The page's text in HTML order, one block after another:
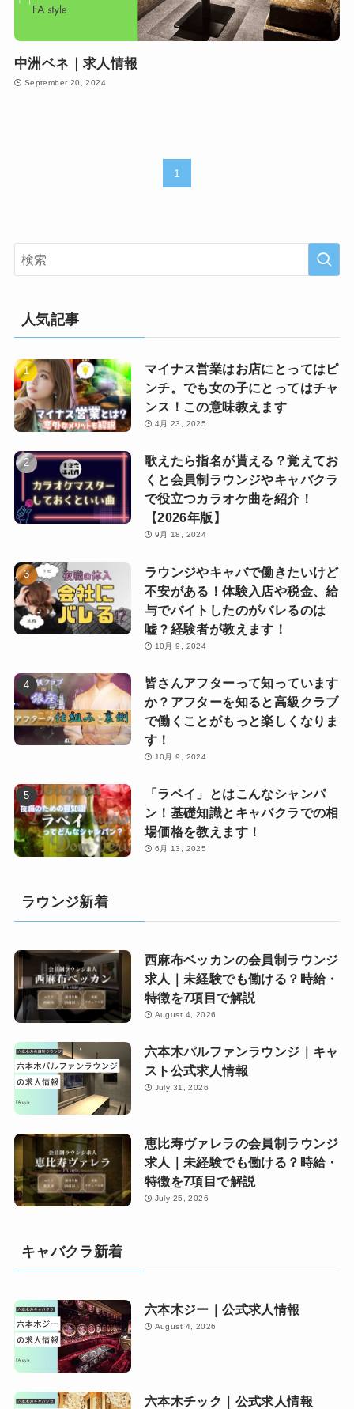
中洲ベネ｜求人情報
September 20, 2024
1
人気記事
マイナス営業はお店にとってはピ
ンチ。でも女の子にとってはチャ
ンス！この意味教えます
4月 23, 2025
歌えたら指名が貰える？覚えてお
くと会員制ラウンジやキャバクラ
で役立つカラオケ曲を紹介！
【2026年版】
9月 18, 2024
ラウンジやキャバで働きたいけど
不安がある！体験入店や税金、給
与でバイトしたのがバレるのは
嘘？経験者が教えます！
10月 9, 2024
皆さんアフターって知っています
か？アフターを知ると高級クラブ
で働くことがもっと楽しくなりま
す！
10月 9, 2024
「ラベイ」とはこんなシャンパ
ン！基礎知識とキャバクラでの相
場価格を教えます！
6月 13, 2025
ラウンジ新着
西麻布ベッカンの会員制ラウンジ
求人｜未経験でも働ける？時給・
特徴を7項目で解説
August 4, 2026
六本木パルファンラウンジ｜キャ
スト公式求人情報
July 31, 2026
恵比寿ヴァレラの会員制ラウンジ
求人｜未経験でも働ける？時給・
特徴を7項目で解説
July 25, 2026
キャバクラ新着
六本木ジー｜公式求人情報
August 4, 2026
六本木チック｜公式求人情報